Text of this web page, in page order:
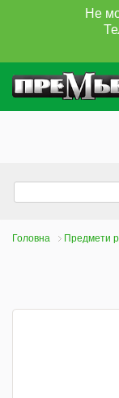
Не
Головна Предмети